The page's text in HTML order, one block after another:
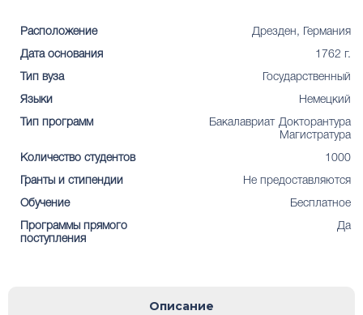
Расположение Дрезден, Германия
Дата основания 1762 г.
Тип вуза Государственный
Языки Немецкий
Тип программ Бакалавриат Докторантура
Магистратура
Количество студентов 1000
Гранты и стипендии Не предоставляются
Обучение Бесплатное
Программы прямого
поступления
Да
Описание